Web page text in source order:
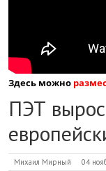
Здесь можно
ПЭТ
Михаил Мирный 04